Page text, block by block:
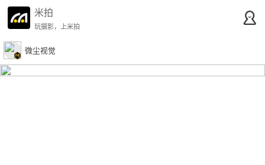
米拍
玩摄影，上米拍
微尘视觉